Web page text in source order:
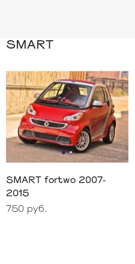
SMART
SMART fortwo 2007-
2015
750 руб.